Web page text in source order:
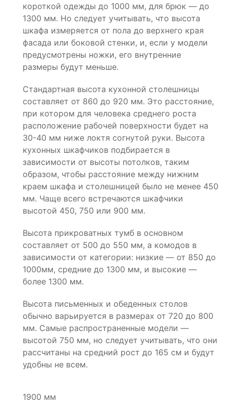
короткой одежды до 1000 мм, для брюк — до
1300 мм. Но следует учитывать, что высота
шкафа измеряется от пола до верхнего края
фасада или боковой стенки, и, если у модели
предусмотрены ножки, его внутренние
размеры будут меньше.
Стандартная высота кухонной столешницы
составляет от 860 до 920 мм. Это расстояние,
при котором для человека среднего роста
расположение рабочей поверхности будет на
30-40 мм ниже локтя согнутой руки. Высота
кухонных шкафчиков подбирается в
зависимости от высоты потолков, таким
образом, чтобы расстояние между нижним
краем шкафа и столешницей было не менее 450
мм. Чаще всего встречаются шкафчики
высотой 450, 750 или 900 мм.
Высота прикроватных тумб в основном
составляет от 500 до 550 мм, а комодов в
зависимости от категории: низкие — от 850 до
1000мм, средние до 1300 мм, и высокие —
более 1300 мм.
Высота письменных и обеденных столов
обычно варьируется в размерах от 720 до 800
мм. Самые распространенные модели —
высотой 750 мм, но следует учитывать, что они
рассчитаны на средний рост до 165 см и будут
удобны не всем.
1900 мм